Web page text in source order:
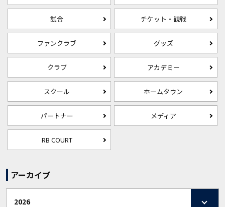
試合 チケット・観戦
ファンクラブ グッズ
クラブ アカデミー
スクール ホームタウン
パートナー メディア
RB COURT
アーカイブ
2026